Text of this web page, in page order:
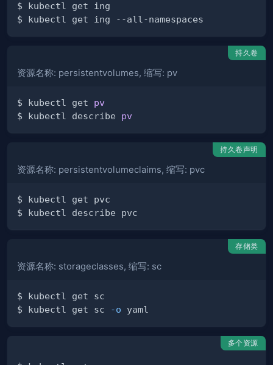
持久卷
资源名称: persistentvolumes, 缩写: pv
$ kubectl get pv
$ kubectl describe pv
持久卷声明
资源名称: persistentvolumeclaims, 缩写: pvc
存储类
资源名称: storageclasses, 缩写: sc
$ kubectl get sc
-o
多个资源